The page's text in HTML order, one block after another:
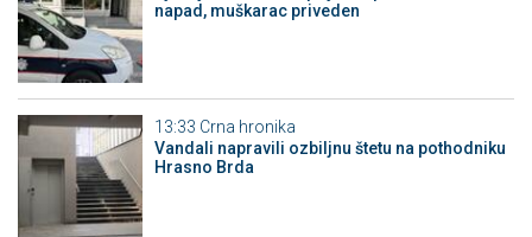
napad, muškarac priveden
13:33 Crna hronika
Vandali napravili ozbiljnu štetu na pothodniku
Hrasno Brda